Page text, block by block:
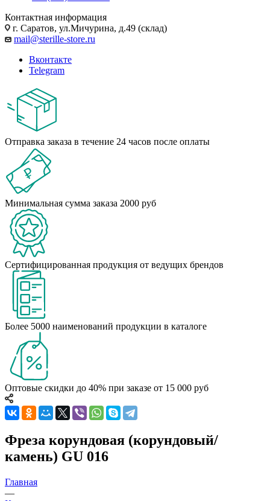
Контактная информация
г. Саратов, ул.Мичурина, д.49 (склад)
mail@sterille-store.ru
Вконтакте
Telegram
Отправка заказа в течение 24 часов после оплаты
Минимальная сумма заказа 2000 руб
Сертифицированная продукция от ведущих брендов
Более 5000 наименований продукции в каталоге
Оптовые скидки до 40% при заказе от 15 000 руб
Фреза корундовая (корундовый/
камень) GU 016
Главная
—